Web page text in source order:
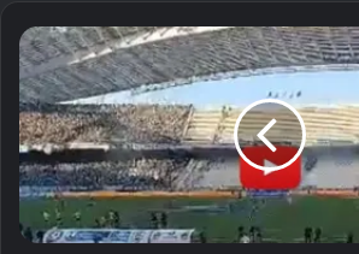
Επεισόδια
στο
ΟΑΚΑ,
ο...
Ολυμπιακός
θα
φταίει
(video)